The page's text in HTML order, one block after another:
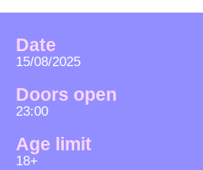
Date
15/08/2025
Doors open
23:00
Age limit
18+